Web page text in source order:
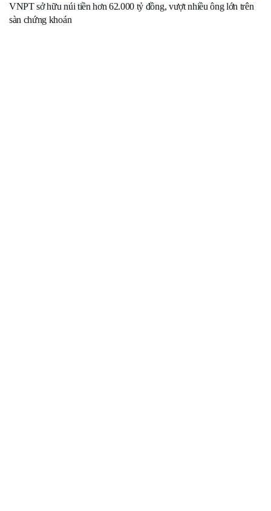
VNPT sở hữu núi tiền hơn 62.000 tỷ đồng, vượt nhiều ông lớn trên
sàn chứng khoán